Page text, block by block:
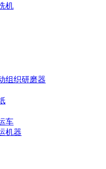
机
组织研磨器
车
机器